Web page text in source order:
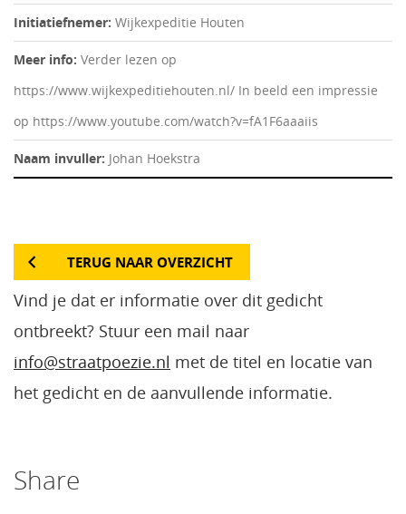
Initiatiefnemer: Wijkexpeditie Houten
Meer info: Verder lezen op
https://www.wijkexpeditiehouten.nl/ In beeld een impressie
op https://www.youtube.com/watch?v=fA1F6aaaiis
Naam invuller: Johan Hoekstra
TERUG NAAR OVERZICHT
Vind je dat er informatie over dit gedicht
ontbreekt? Stuur een mail naar
info@straatpoezie.nl met de titel en locatie van
het gedicht en de aanvullende informatie.
Share